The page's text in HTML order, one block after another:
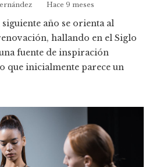
Hace 9 meses
año se orienta al
hallando en el Siglo
fuente de inspiración
que inicialmente parece un